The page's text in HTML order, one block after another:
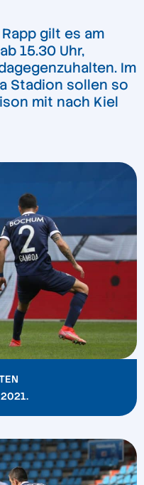
gilt es am
15.30 Uhr,
Im
Stadion sollen so
mit nach Kiel
2021.